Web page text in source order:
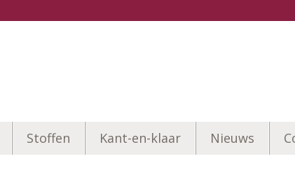
Stoffen Kant-en-klaar Nieuws